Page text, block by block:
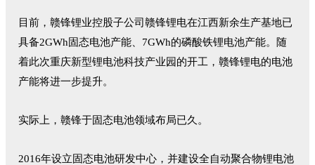
目前，赣锋锂业控股子公司赣锋锂电在江西新余生产基地已
具备2GWh固态电池产能、7GWh的磷酸铁锂电池产能。随
着此次重庆新型锂电池科技产业园的开工，赣锋锂电的电池
产能将进一步提升。
实际上，赣锋于固态电池领域布局已久。
2016年设立固态电池研发中心，并建设全自动聚合物锂电池